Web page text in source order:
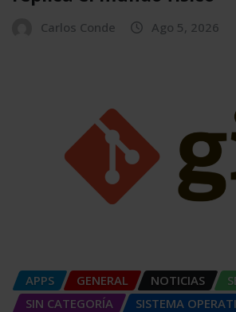
Carlos Conde Ago 5, 2026
APPS GENERAL NOTICIAS
SIN CATEGORÍA
SISTEMA